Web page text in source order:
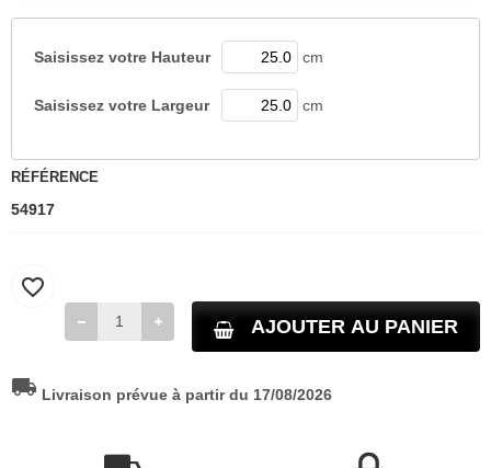
Saisissez votre Hauteur cm
Saisissez votre Largeur cm
RÉFÉRENCE
54917
AJOUTER AU PANIER
favorite_border
local_shipping Livraison prévue à partir du 17/08/2026